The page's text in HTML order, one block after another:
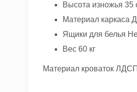
Высота изножья 35
Материал каркаса
Ящики для белья
Вес 60 кг
Материал кроваток